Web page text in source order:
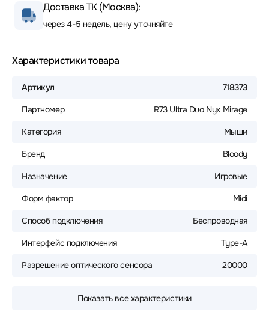
Доставка ТК (Москва):
через 4-5 недель, цену уточняйте
Характеристики товара
Артикул 718373
Партномер R73 Ultra Duo Nyx Mirage
Категория Мыши
Бренд Bloody
Назначение Игровые
Форм фактор Midi
Способ подключения Беспроводная
Интерфейс подключения Type-A
Разрешение оптического сенсора 20000
Показать все характеристики